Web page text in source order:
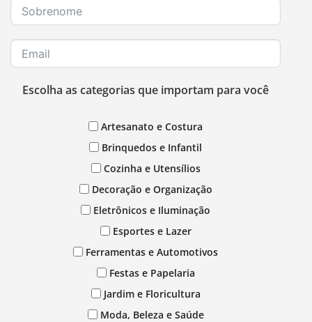
Escolha as categorias que importam para você
Artesanato e Costura
Brinquedos e Infantil
Cozinha e Utensílios
Decoração e Organização
Eletrônicos e Iluminação
Esportes e Lazer
Ferramentas e Automotivos
Festas e Papelaria
Jardim e Floricultura
Moda, Beleza e Saúde